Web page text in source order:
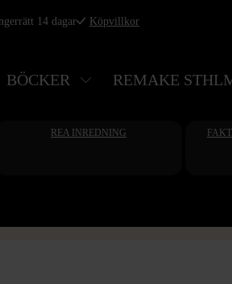
14 dagar Köpvillkor
BÖCKER REMAKE
REA INREDNING